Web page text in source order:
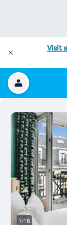
Visit
1/18